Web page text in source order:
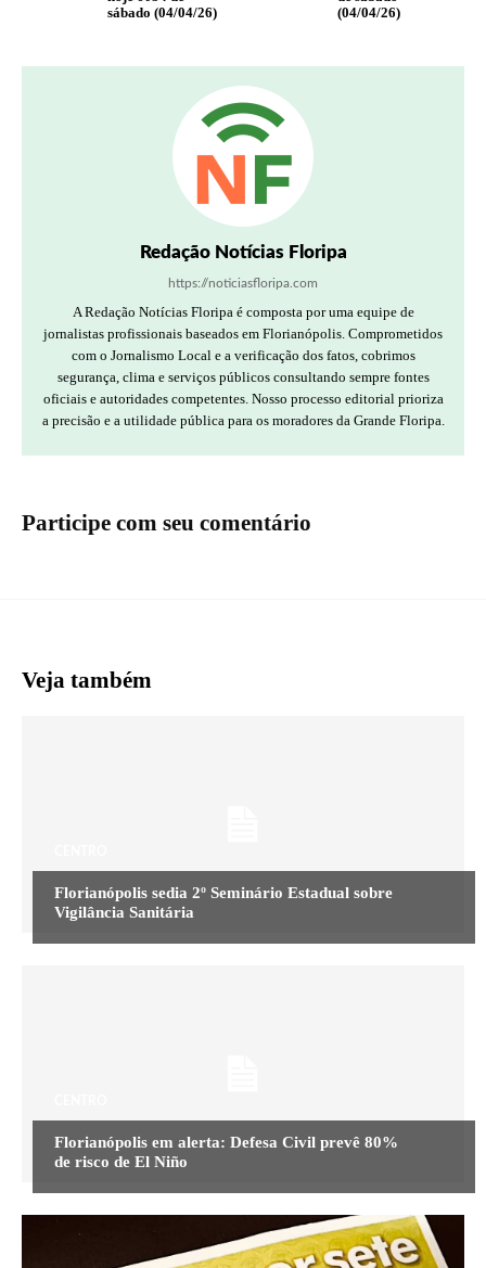
sábado (04/04/26)
(04/04/26)
Redação Notícias Floripa
https://noticiasfloripa.com
A Redação Notícias Floripa é composta por uma equipe de
jornalistas profissionais baseados em Florianópolis. Comprometidos
com o Jornalismo Local e a verificação dos fatos, cobrimos
segurança, clima e serviços públicos consultando sempre fontes
oficiais e autoridades competentes. Nosso processo editorial prioriza
a precisão e a utilidade pública para os moradores da Grande Floripa.
Participe com seu comentário
Veja também
Florianópolis sedia 2º Seminário Estadual sobre
Vigilância Sanitária
Florianópolis em alerta: Defesa Civil prevê 80%
de risco de El Niño